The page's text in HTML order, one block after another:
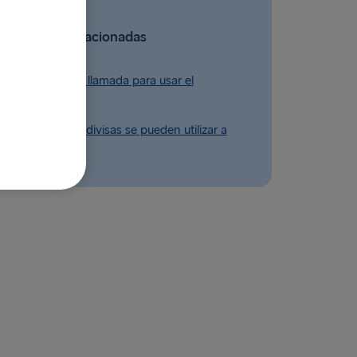
Preguntas relacionadas
los costes de llamada para usar el
de pago y divisas se pueden utilizar a